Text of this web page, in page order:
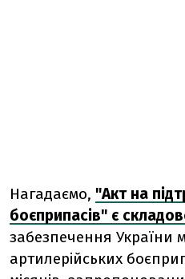
Нагадаємо, "Акт на
боєприпасів" є
забезпечення України
артилерійських